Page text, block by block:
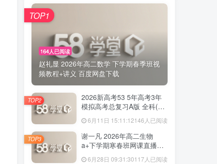
164人已阅读
赵礼显 2026年高二数学 下学期春季班视
频教程+讲义 百度网盘下载
TOP1
2026新高考53 5年高考3年
模拟高考总复习A版 全科(无
6月11日 15:11:12146人已阅读
TOP2
谢一凡 2026年高二生物
a+下学期寒春班网课直播教
6月28日 09:31:30117人已阅读
TOP3
效的情况，请加老师的微信：zhandiankefu，
及时补发给你。 2.Q：购买后关于退换货的说
明 A：本站资源为虚拟物品，具有复制性，一
经购买后是不支持退货也无法退款，如果你决
定购买，请知悉此说明。
赵礼显 2026年高二数学 下学期春季班视
频教程+讲义 百度网盘下载
TOP1